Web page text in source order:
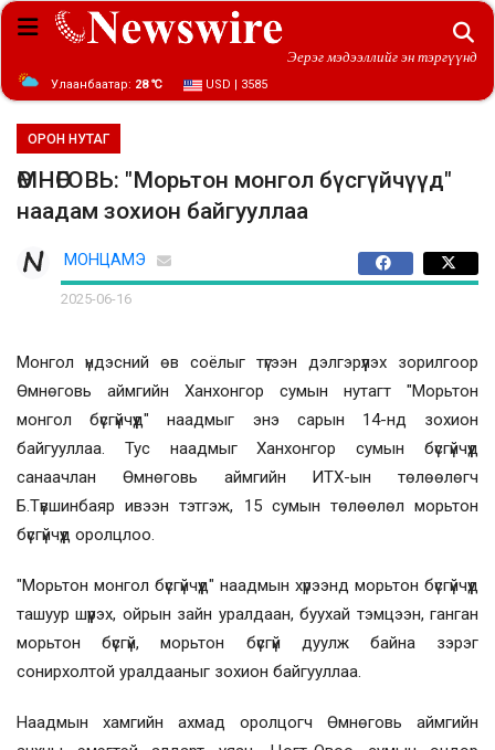
Эерэг мэдээллийг эн тэргүүнд
Улаанбаатар: 28 ℃ USD | 3585
ОРОН НУТАГ
ӨМНӨГОВЬ: "Морьтон монгол бүсгүйчүүд"
наадам зохион байгууллаа
МОНЦАМЭ
2025-06-16
Монгол үндэсний өв соёлыг түгээн дэлгэрүүлэх зорилгоор
Өмнөговь аймгийн Ханхонгор сумын нутагт "Морьтон
монгол бүсгүйчүүд" наадмыг энэ сарын 14-нд зохион
байгууллаа. Тус наадмыг Ханхонгор сумын бүсгүйчүүд
санаачлан Өмнөговь аймгийн ИТХ-ын төлөөлөгч
Б.Түвшинбаяр ивээн тэтгэж, 15 сумын төлөөлөл морьтон
бүсгүйчүүд оролцлоо.
"Морьтон монгол бүсгүйчүүд" наадмын хүрээнд морьтон бүсгүйчүүд
ташуур шүүрэх, ойрын зайн уралдаан, буухай тэмцээн, ганган
морьтон бүсгүй, морьтон бүсгүй дуулж байна зэрэг
сонирхолтой уралдааныг зохион байгууллаа.
Наадмын хамгийн ахмад оролцогч Өмнөговь аймгийн